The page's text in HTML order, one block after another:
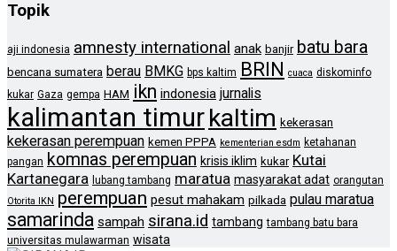
Topik
aji indonesia amnesty international anak banjir batu bara
bencana sumatera berau BMKG bps kaltim BRIN cuaca diskominfo
kukar Gaza gempa HAM ikn indonesia jurnalis
kalimantan timurkaltim kekerasan
kekerasan perempuan kemen PPPA kementerian esdm ketahanan
pangan komnas perempuan krisis iklim kukar Kutai
Kartanegara lubang tambang maratua masyarakat adat orangutan
Otorita IKN perempuan pesut mahakam pilkada pulau maratua
samarinda sampah sirana.id tambang tambang batu bara
universitas mulawarman wisata